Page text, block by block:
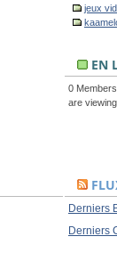
jeux
EN
0
are
Derniers
Derniers